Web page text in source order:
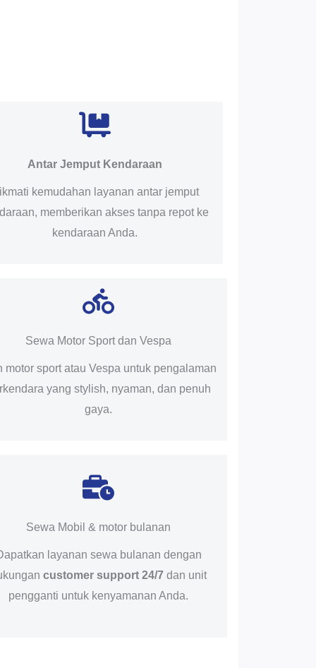
Antar Jemput Kendaraan
kemudahan layanan antar jemput
memberikan akses tanpa repot ke
kendaraan Anda.
Sewa Motor Sport dan Vespa
motor sport atau Vespa untuk pengalaman
yang stylish, nyaman, dan penuh
gaya.
Sewa Mobil & motor bulanan
layanan sewa bulanan dengan
customer support 24/7 dan unit
pengganti untuk kenyamanan Anda.